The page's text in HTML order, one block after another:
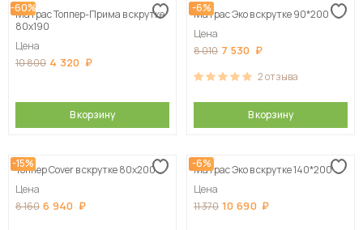
-60%
Матрас Топпер-Прима в скрутке
80х190
Цена
10 800 4 320
В корзину
-6%
Матрас Эко в скрутке 90*200
Цена
8 010 7 530
2отзыва
В корзину
-15%
Топпер Cover в скрутке 80х200
Цена
8 160 6 940
-6%
Матрас Эко в скрутке 140*200
Цена
11 370 10 690